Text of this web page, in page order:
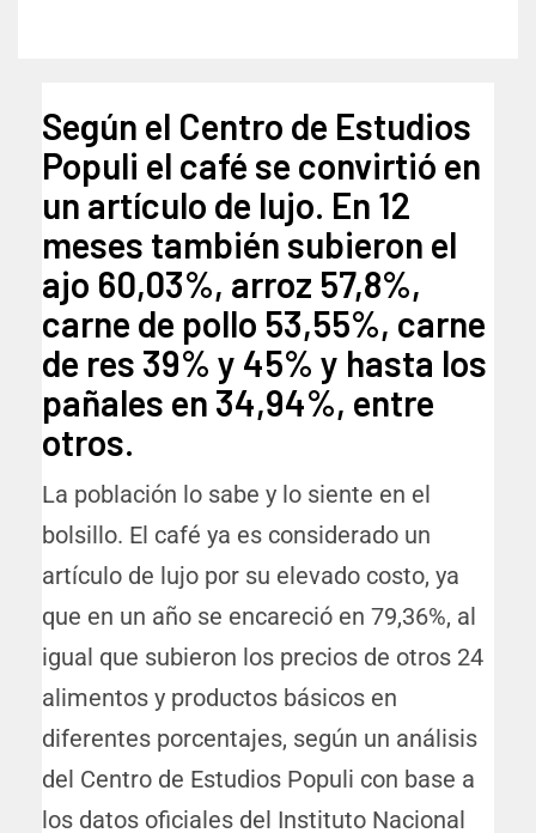
Según el Centro de Estudios
Populi el café se convirtió en
un artículo de lujo. En 12
meses también subieron el
ajo 60,03%, arroz 57,8%,
carne de pollo 53,55%, carne
de res 39% y 45% y hasta los
pañales en 34,94%, entre
otros.
La población lo sabe y lo siente en el
bolsillo. El café ya es considerado un
artículo de lujo por su elevado costo, ya
que en un año se encareció en 79,36%, al
igual que subieron los precios de otros 24
alimentos y productos básicos en
diferentes porcentajes, según un análisis
del Centro de Estudios Populi con base a
los datos oficiales del Instituto Nacional